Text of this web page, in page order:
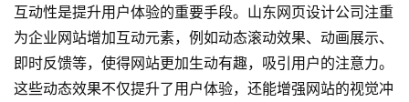
互动性是提升用户体验的重要手段。山东网页设计公司注重
为企业网站增加互动元素，例如动态滚动效果、动画展示、
即时反馈等，使得网站更加生动有趣，吸引用户的注意力。
这些动态效果不仅提升了用户体验，还能增强网站的视觉冲